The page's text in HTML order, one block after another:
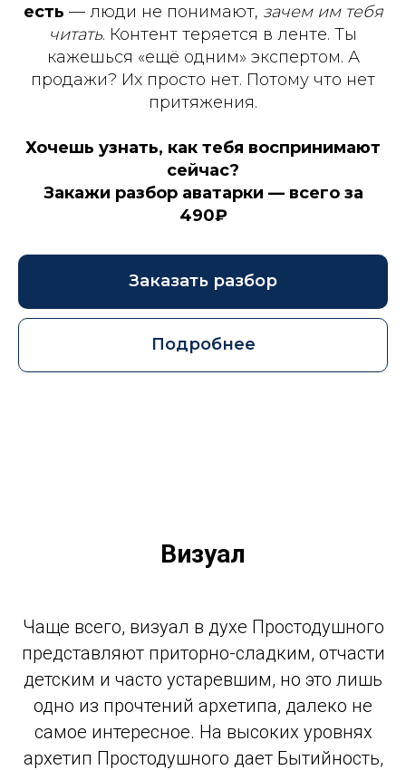
есть — люди не понимают, зачем им тебя
читать. Контент теряется в ленте. Ты
кажешься «ещё одним» экспертом. А
продажи? Их просто нет. Потому что нет
притяжения.
Хочешь узнать, как тебя воспринимают
сейчас?
Закажи разбор аватарки — всего за
490₽
Заказать разбор
Подробнее
Визуал
Чаще всего, визуал в духе Простодушного
представляют приторно-сладким, отчасти
детским и часто устаревшим, но это лишь
одно из прочтений архетипа, далеко не
самое интересное. На высоких уровнях
архетип Простодушного дает Бытийность,